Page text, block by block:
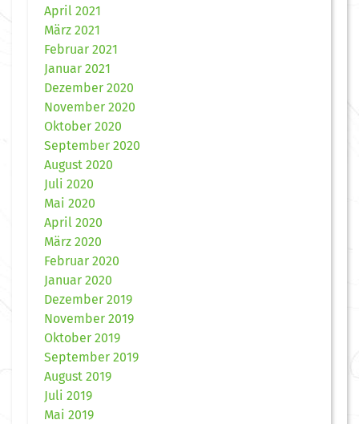
April 2021
März 2021
Februar 2021
Januar 2021
Dezember 2020
November 2020
Oktober 2020
September 2020
August 2020
Juli 2020
Mai 2020
April 2020
März 2020
Februar 2020
Januar 2020
Dezember 2019
November 2019
Oktober 2019
September 2019
August 2019
Juli 2019
Mai 2019